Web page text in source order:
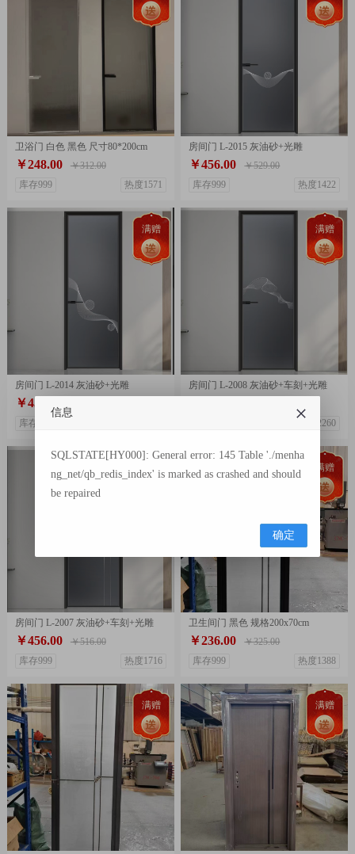
卫浴门 白色 黑色 尺寸80*200cm
￥248.00
￥312.00
库存999
热度1571
房间门 L-2015 灰油砂+光雕
￥456.00
￥529.00
库存999
热度1422
满赠
房间门 L-2014 灰油砂+光雕
￥456.00
库存999
满赠
房间门 L-2008 灰油砂+车刻+光雕
热度2260
房间门 L-2007 灰油砂+车刻+光雕
￥456.00
￥516.00
库存999
热度1716
满赠
卫生间门 黑色 规格200x70cm
￥236.00
￥325.00
库存999
热度1388
满赠 满赠
信息
SQLSTATE[HY000]: General error: 145 Table './menha
ng_net/qb_redis_index' is marked as crashed and should
be repaired
确定